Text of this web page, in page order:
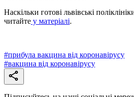
Наскільки готові львівські
читайте у матеріалі.
#прибула вакцина від коронавірусу
#вакцина від коронавірусу